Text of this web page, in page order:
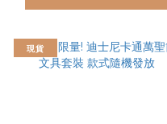
現貨